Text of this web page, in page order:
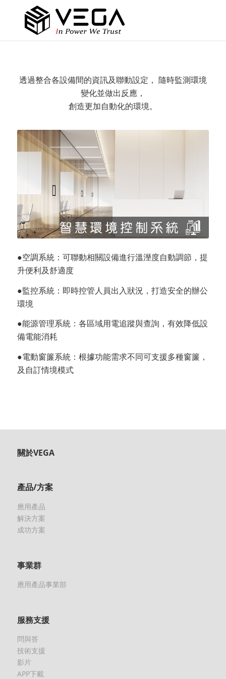
透過整合各設備間的資訊及聯動設定， 隨時監測環境
變化並做出反應，
創造更加自動化的環境。
●空調系統：可聯動相關設備進行溫溼度自動調節，提
升便利及舒適度
●監控系統：即時控管人員出入狀況，打造安全的辦公
環境
●能源管理系統：各區域用電追蹤與查詢，有效降低設
備電能消耗
●電動窗簾系統：根據功能需求不同可支援多種窗簾，
及自訂情境模式
關於VEGA
產品/方案
應用產品
解決方案
成功方案
事業群
應用產品事業部
服務支援
問與答
技術支援
影片
APP下載